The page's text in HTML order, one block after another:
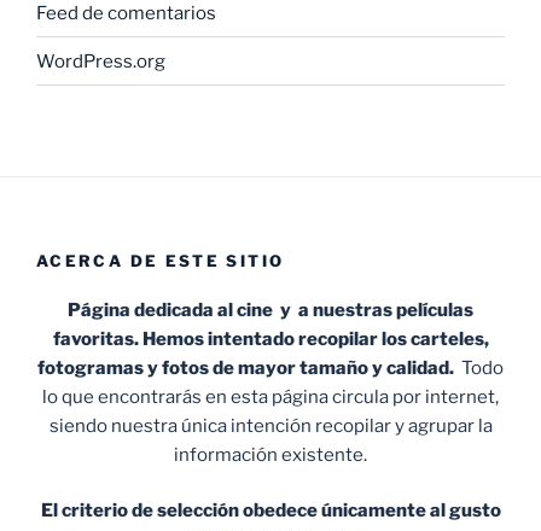
Feed de comentarios
WordPress.org
ACERCA DE ESTE SITIO
Página dedicada al cine y a nuestras películas
favoritas. Hemos intentado recopilar los carteles,
fotogramas y fotos de mayor tamaño y calidad. Todo
lo que encontrarás en esta página circula por internet,
siendo nuestra única intención recopilar y agrupar la
información existente.
El criterio de selección obedece únicamente al gusto